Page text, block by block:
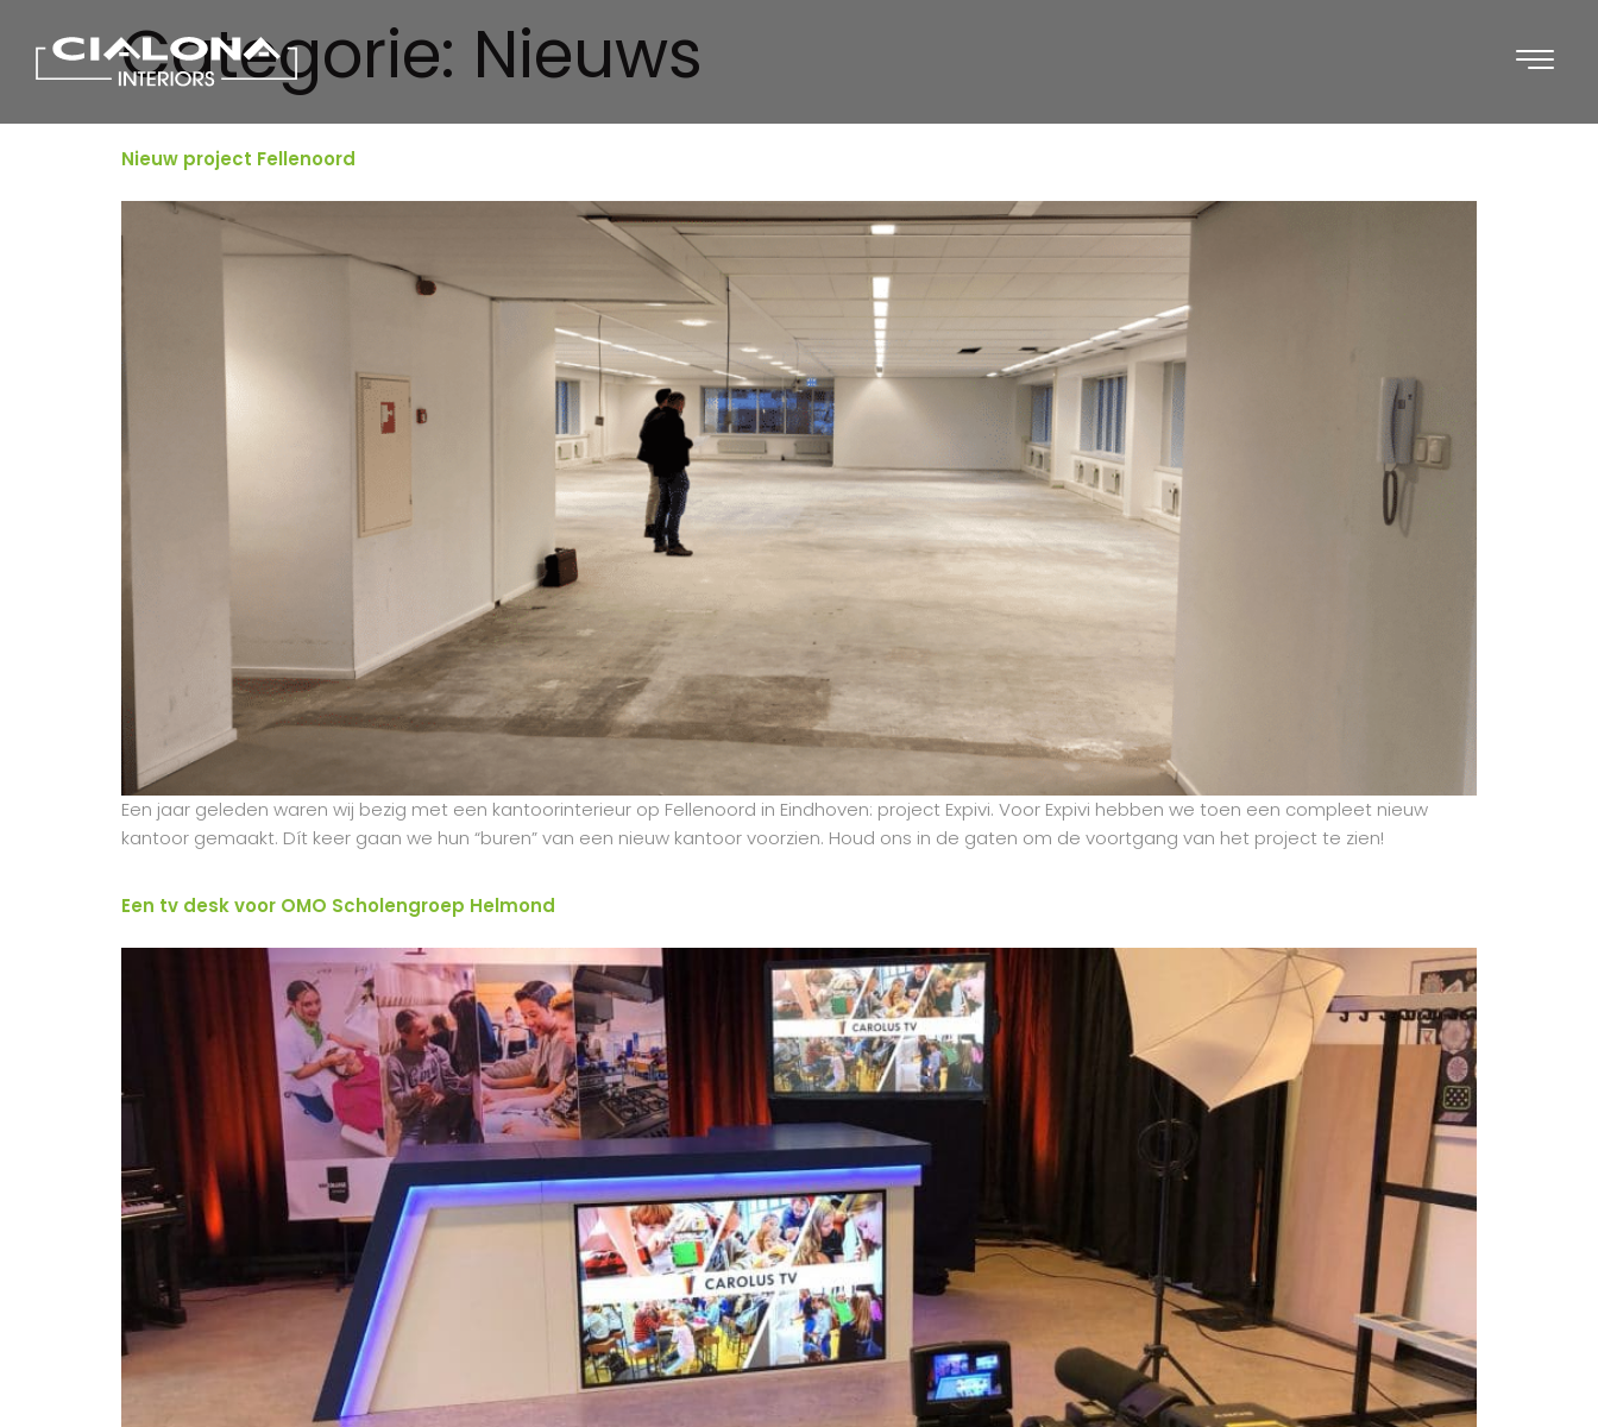
Categorie: Nieuws
Nieuw project Fellenoord
Een jaar geleden waren wij bezig met een kantoorinterieur op Fellenoord in Eindhoven: project Expivi. Voor Expivi hebben we toen een compleet nieuw
kantoor gemaakt. Dít keer gaan we hun “buren” van een nieuw kantoor voorzien. Houd ons in de gaten om de voortgang van het project te zien!
Een tv desk voor OMO Scholengroep Helmond